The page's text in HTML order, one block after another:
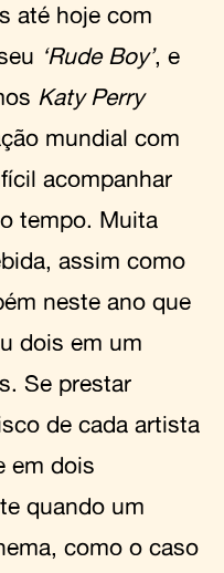
até hoje com
‘Rude Boy’, e
Katy Perry
mundial com
acompanhar
tempo. Muita
assim como
neste ano que
dois em um
Se prestar
de cada artista
em dois
quando um
como o caso